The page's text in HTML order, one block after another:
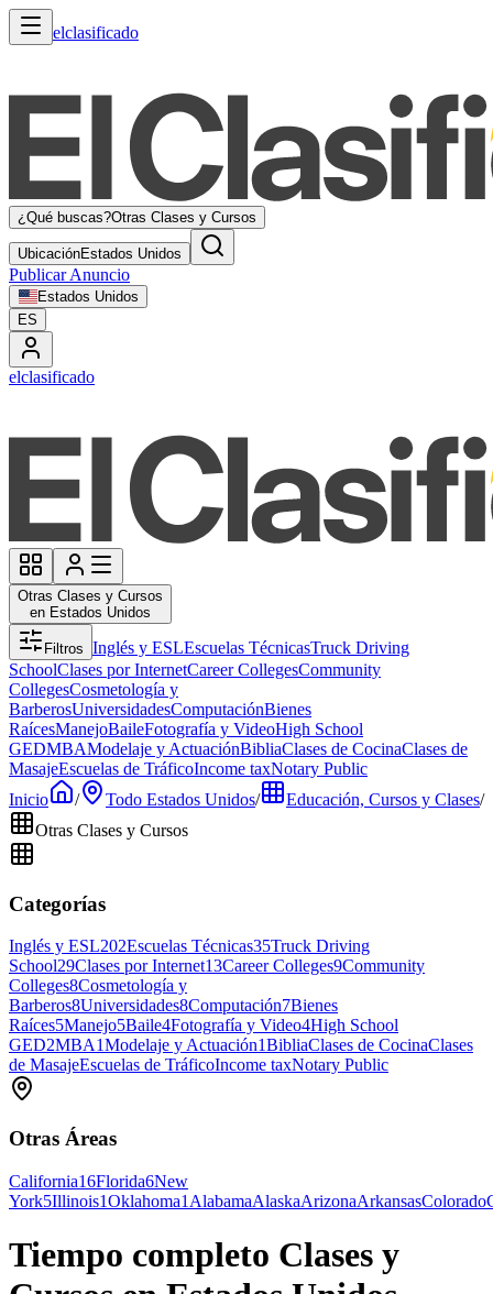
elclasificado
¿Qué buscas?Otras Clases y Cursos
UbicaciónEstados Unidos
Publicar Anuncio
Estados Unidos
ES
elclasificado
Otras Clases y Cursos
en Estados Unidos
Filtros Inglés y ESLEscuelas TécnicasTruck Driving
SchoolClases por InternetCareer CollegesCommunity
CollegesCosmetología y
BarberosUniversidadesComputaciónBienes
RaícesManejoBaileFotografía y VideoHigh School
GEDMBAModelaje y ActuaciónBibliaClases de CocinaClases de
MasajeEscuelas de TráficoIncome taxNotary Public
Inicio
/ Todo Estados Unidos/ Educación, Cursos y Clases/
Otras Clases y Cursos
Categorías
Inglés y ESL202Escuelas Técnicas35Truck Driving
School29Clases por Internet13Career Colleges9Community
Colleges8Cosmetología y
Barberos8Universidades8Computación7Bienes
Raíces5Manejo5Baile4Fotografía y Video4High School
GED2MBA1Modelaje y Actuación1BibliaClases de CocinaClases
de MasajeEscuelas de TráficoIncome taxNotary Public
Otras Áreas
California16Florida6New
York5Illinois1Oklahoma1 AlabamaAlaskaArizonaArkansasColorado
Tiempo completo Clases y